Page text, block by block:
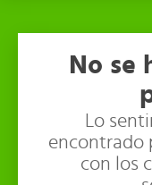
No se
Lo
encontrado
con los